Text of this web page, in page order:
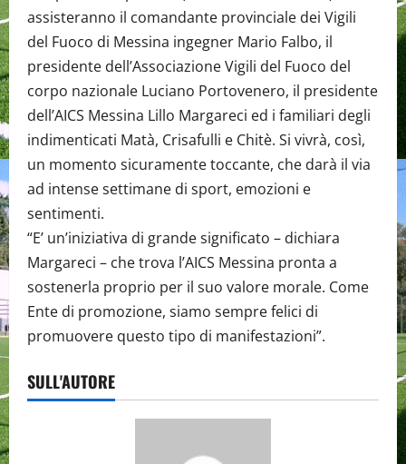
assisteranno il comandante provinciale dei Vigili
del Fuoco di Messina ingegner Mario Falbo, il
presidente dell’Associazione Vigili del Fuoco del
corpo nazionale Luciano Portovenero, il presidente
dell’AICS Messina Lillo Margareci ed i familiari degli
indimenticati Matà, Crisafulli e Chitè. Si vivrà, così,
un momento sicuramente toccante, che darà il via
ad intense settimane di sport, emozioni e
sentimenti.
“E’ un’iniziativa di grande significato – dichiara
Margareci – che trova l’AICS Messina pronta a
sostenerla proprio per il suo valore morale. Come
Ente di promozione, siamo sempre felici di
promuovere questo tipo di manifestazioni”.
SULL'AUTORE